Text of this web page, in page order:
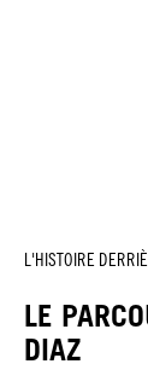
L'HISTOIRE
LE
DIAZ